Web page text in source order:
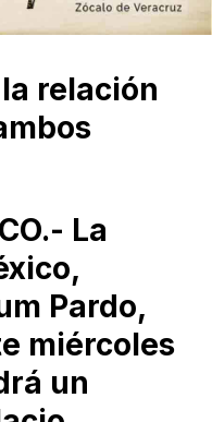
relación
La
Pardo,
miércoles
un